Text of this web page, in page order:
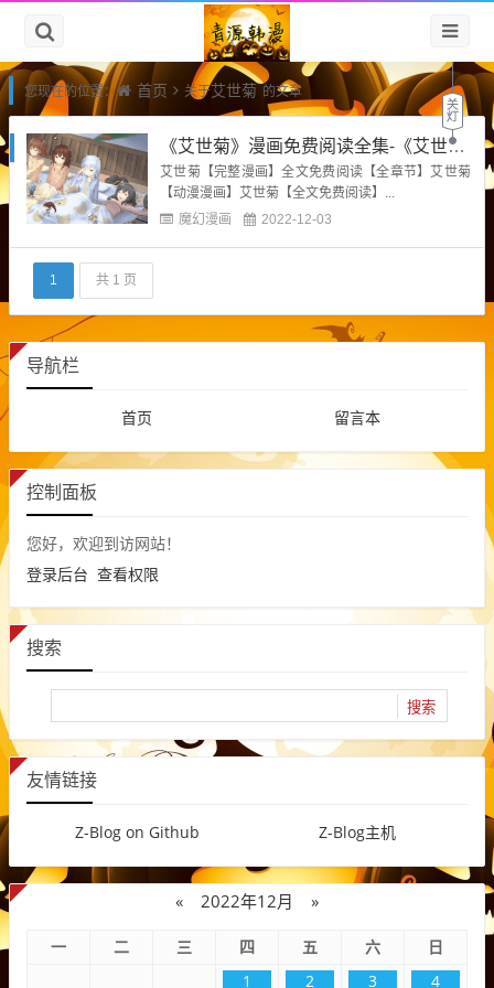
您现在的位置： 首页 关于艾世菊 的文章
《艾世菊》漫画免费阅读全集-《艾世菊》漫画在线观看免费
艾世菊【完整漫画】全文免费阅读【全章节】艾世菊
【动漫漫画】艾世菊【全文免费阅读】...
魔幻漫画 2022-12-03
1 共 1 页
导航栏
首页 留言本
控制面板
您好，欢迎到访网站！
登录后台 查看权限
搜索
友情链接
Z-Blog on Github Z-Blog主机
« 2022年12月 »
一 二 三 四 五 六 日
1 2 3 4